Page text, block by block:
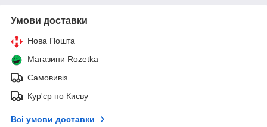
Умови доставки
Нова Пошта
Магазини Rozetka
Самовивіз
Кур'єр по Києву
Всі умови доставки